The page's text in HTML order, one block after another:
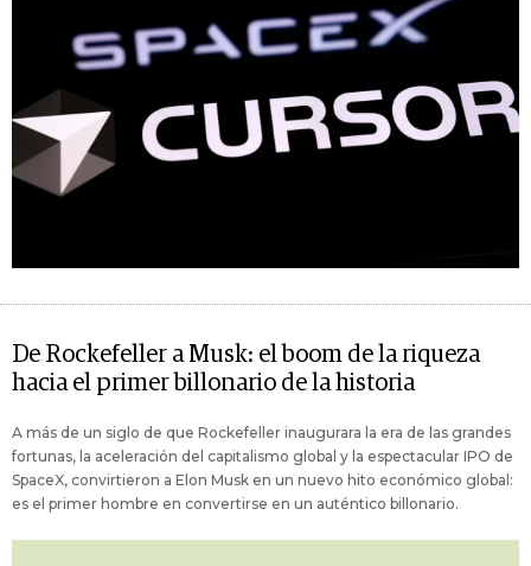
De Rockefeller a Musk: el boom de la riqueza
hacia el primer billonario de la historia
A más de un siglo de que Rockefeller inaugurara la era de las grandes
fortunas, la aceleración del capitalismo global y la espectacular IPO de
SpaceX, convirtieron a Elon Musk en un nuevo hito económico global:
es el primer hombre en convertirse en un auténtico billonario.